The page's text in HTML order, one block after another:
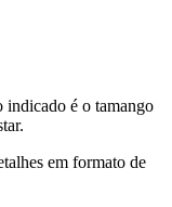
é o tamango
em formato de